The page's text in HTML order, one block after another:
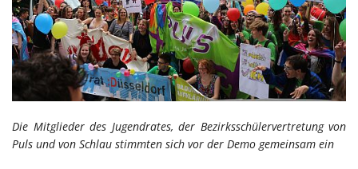
Die Mitglieder des Jugendrates, der Bezirksschülervertretung von
Puls und von Schlau stimmten sich vor der Demo gemeinsam ein